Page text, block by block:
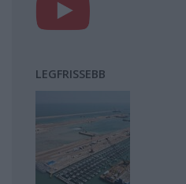
LEGFRISSEBB